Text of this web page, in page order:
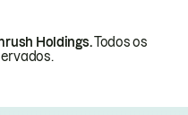
Holdings.Todos os